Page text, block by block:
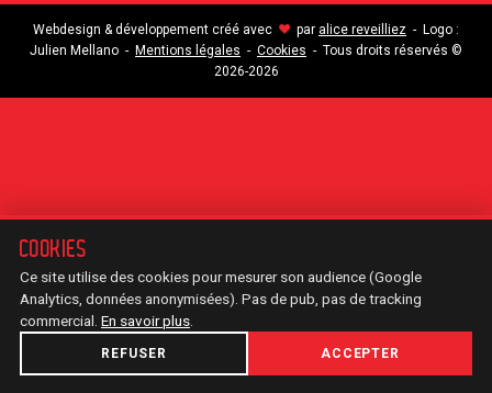
Webdesign & développement créé avec ♥ par alice reveilliez - Logo :
Julien Mellano - Mentions légales - Cookies - Tous droits réservés ©
2026-2026
COOKIES
Ce site utilise des cookies pour mesurer son audience (Google
Analytics, données anonymisées). Pas de pub, pas de tracking
commercial. En savoir plus
REFUSER ACCEPTER